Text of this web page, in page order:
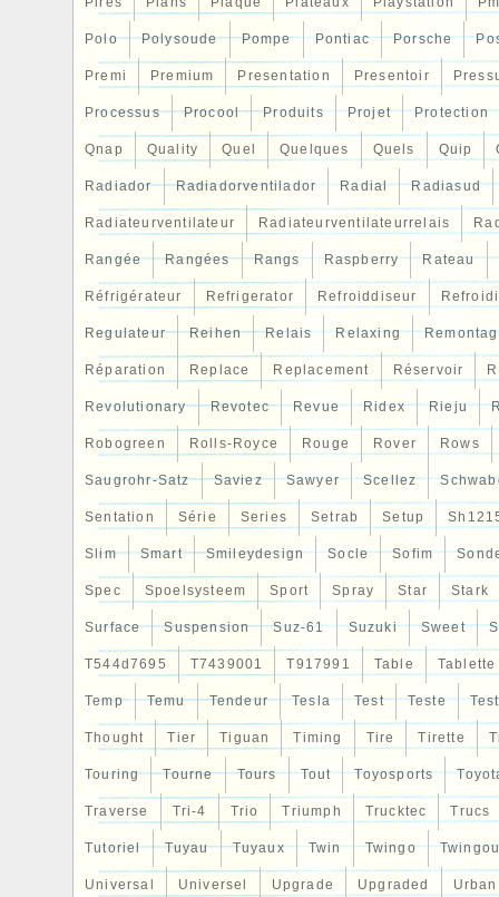
Polo Polysoude Pompe Pontiac Porsche
Premi Premium Presentation Presentoir
Processus Procool Produits Projet Protection
Qnap Quality Quel Quelques Quels Quip
Radiador Radiadorventilador Radial Radiasud
Radiateurventilateur Radiateurventilateurrelais
Rangée Rangées Rangs Raspberry Rateau
Réfrigérateur Refrigerator Refroiddiseur Refroidi
Regulateur Reihen Relais Relaxing
Réparation Replace Replacement Réservoir
Revolutionary Revotec Revue Ridex Rieju
Robogreen Rolls-Royce Rouge Rover Rows
Saugrohr-Satz Saviez Sawyer Scellez
Sentation Série Series Setrab Setup
Slim Smart Smileydesign Socle Sofim
Spec Spoelsysteem Sport Spray Star Stark
Surface Suspension Suz-61 Suzuki Sweet
T544d7695 T7439001 T917991 Table Tablette
Temp Temu Tendeur Tesla Test Teste
Thought Tier Tiguan Timing Tire Tirette
Touring Tourne Tours Tout Toyosports
Traverse Tri-4 Trio Triumph Trucktec Trucs
Tutoriel Tuyau Tuyaux Twin Twingo
Universal Universel Upgrade Upgraded Urban